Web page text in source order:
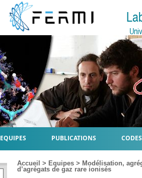
EQUIPES PUBLICATIONS
Accueil > Equipes > Modélisation,
d’agrégats de gaz rare ionisés